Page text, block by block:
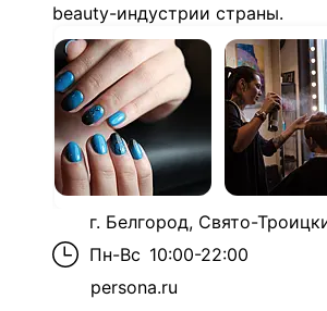
beauty-индустрии страны.
г. Белгород, Свято-
Пн-Вс 10:00-22:00
persona.ru